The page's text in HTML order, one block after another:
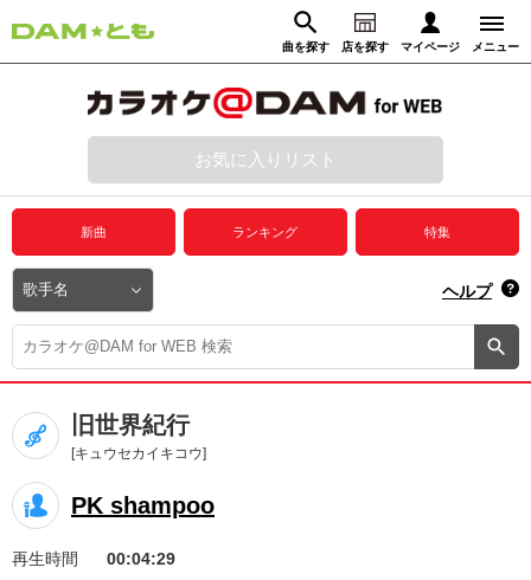
曲を探す 店を探す マイページ メニュー
動画からさがす 録音からさがす
ログイン
プレミアムサービス
DAM★とも動画
DAM★とも録音
カラオケ＠DAM
ユーザー検索
キャンペーン
お知らせ よくあるご質問
お気に入りリスト
新曲 ランキング 特集
ヘルプ
旧世界紀行
[キュウセカイキコウ]
PK shampoo
再生時間
00:04:29